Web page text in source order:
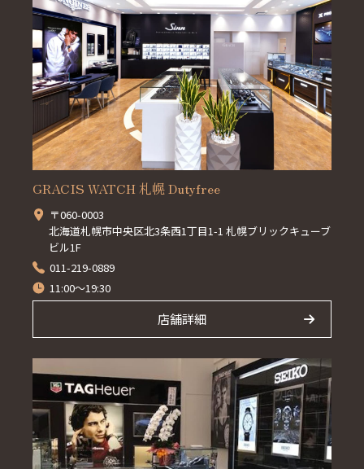
GRACIS WATCH 札幌 Dutyfree
〒060-0003
北海道札幌市中央区北3条西1丁目1-1 札幌ブリックキューブ
ビル1F
011-219-0889
11:00～19:30
店舗詳細